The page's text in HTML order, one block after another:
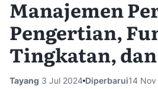
Manajemen
Pengertian,
Tingkatan,
Tayang 3 Jul 2024 Diperbarui14